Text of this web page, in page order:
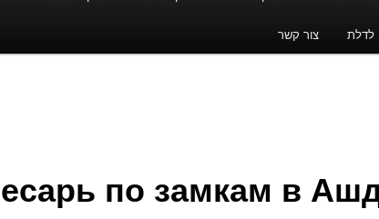
לדלת צור קשר
по замкам в